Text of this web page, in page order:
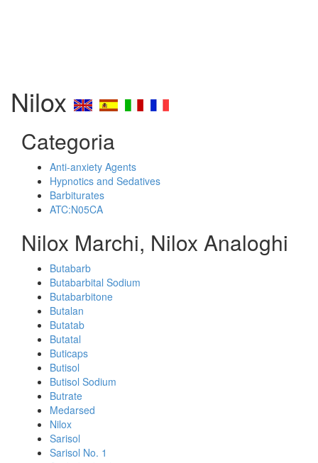
Nilox
Categoria
Anti-anxiety Agents
Hypnotics and Sedatives
Barbiturates
ATC:N05CA
Nilox Marchi, Nilox Analoghi
Butabarb
Butabarbital Sodium
Butabarbitone
Butalan
Butatab
Butatal
Buticaps
Butisol
Butisol Sodium
Butrate
Medarsed
Nilox
Sarisol
Sarisol No. 1